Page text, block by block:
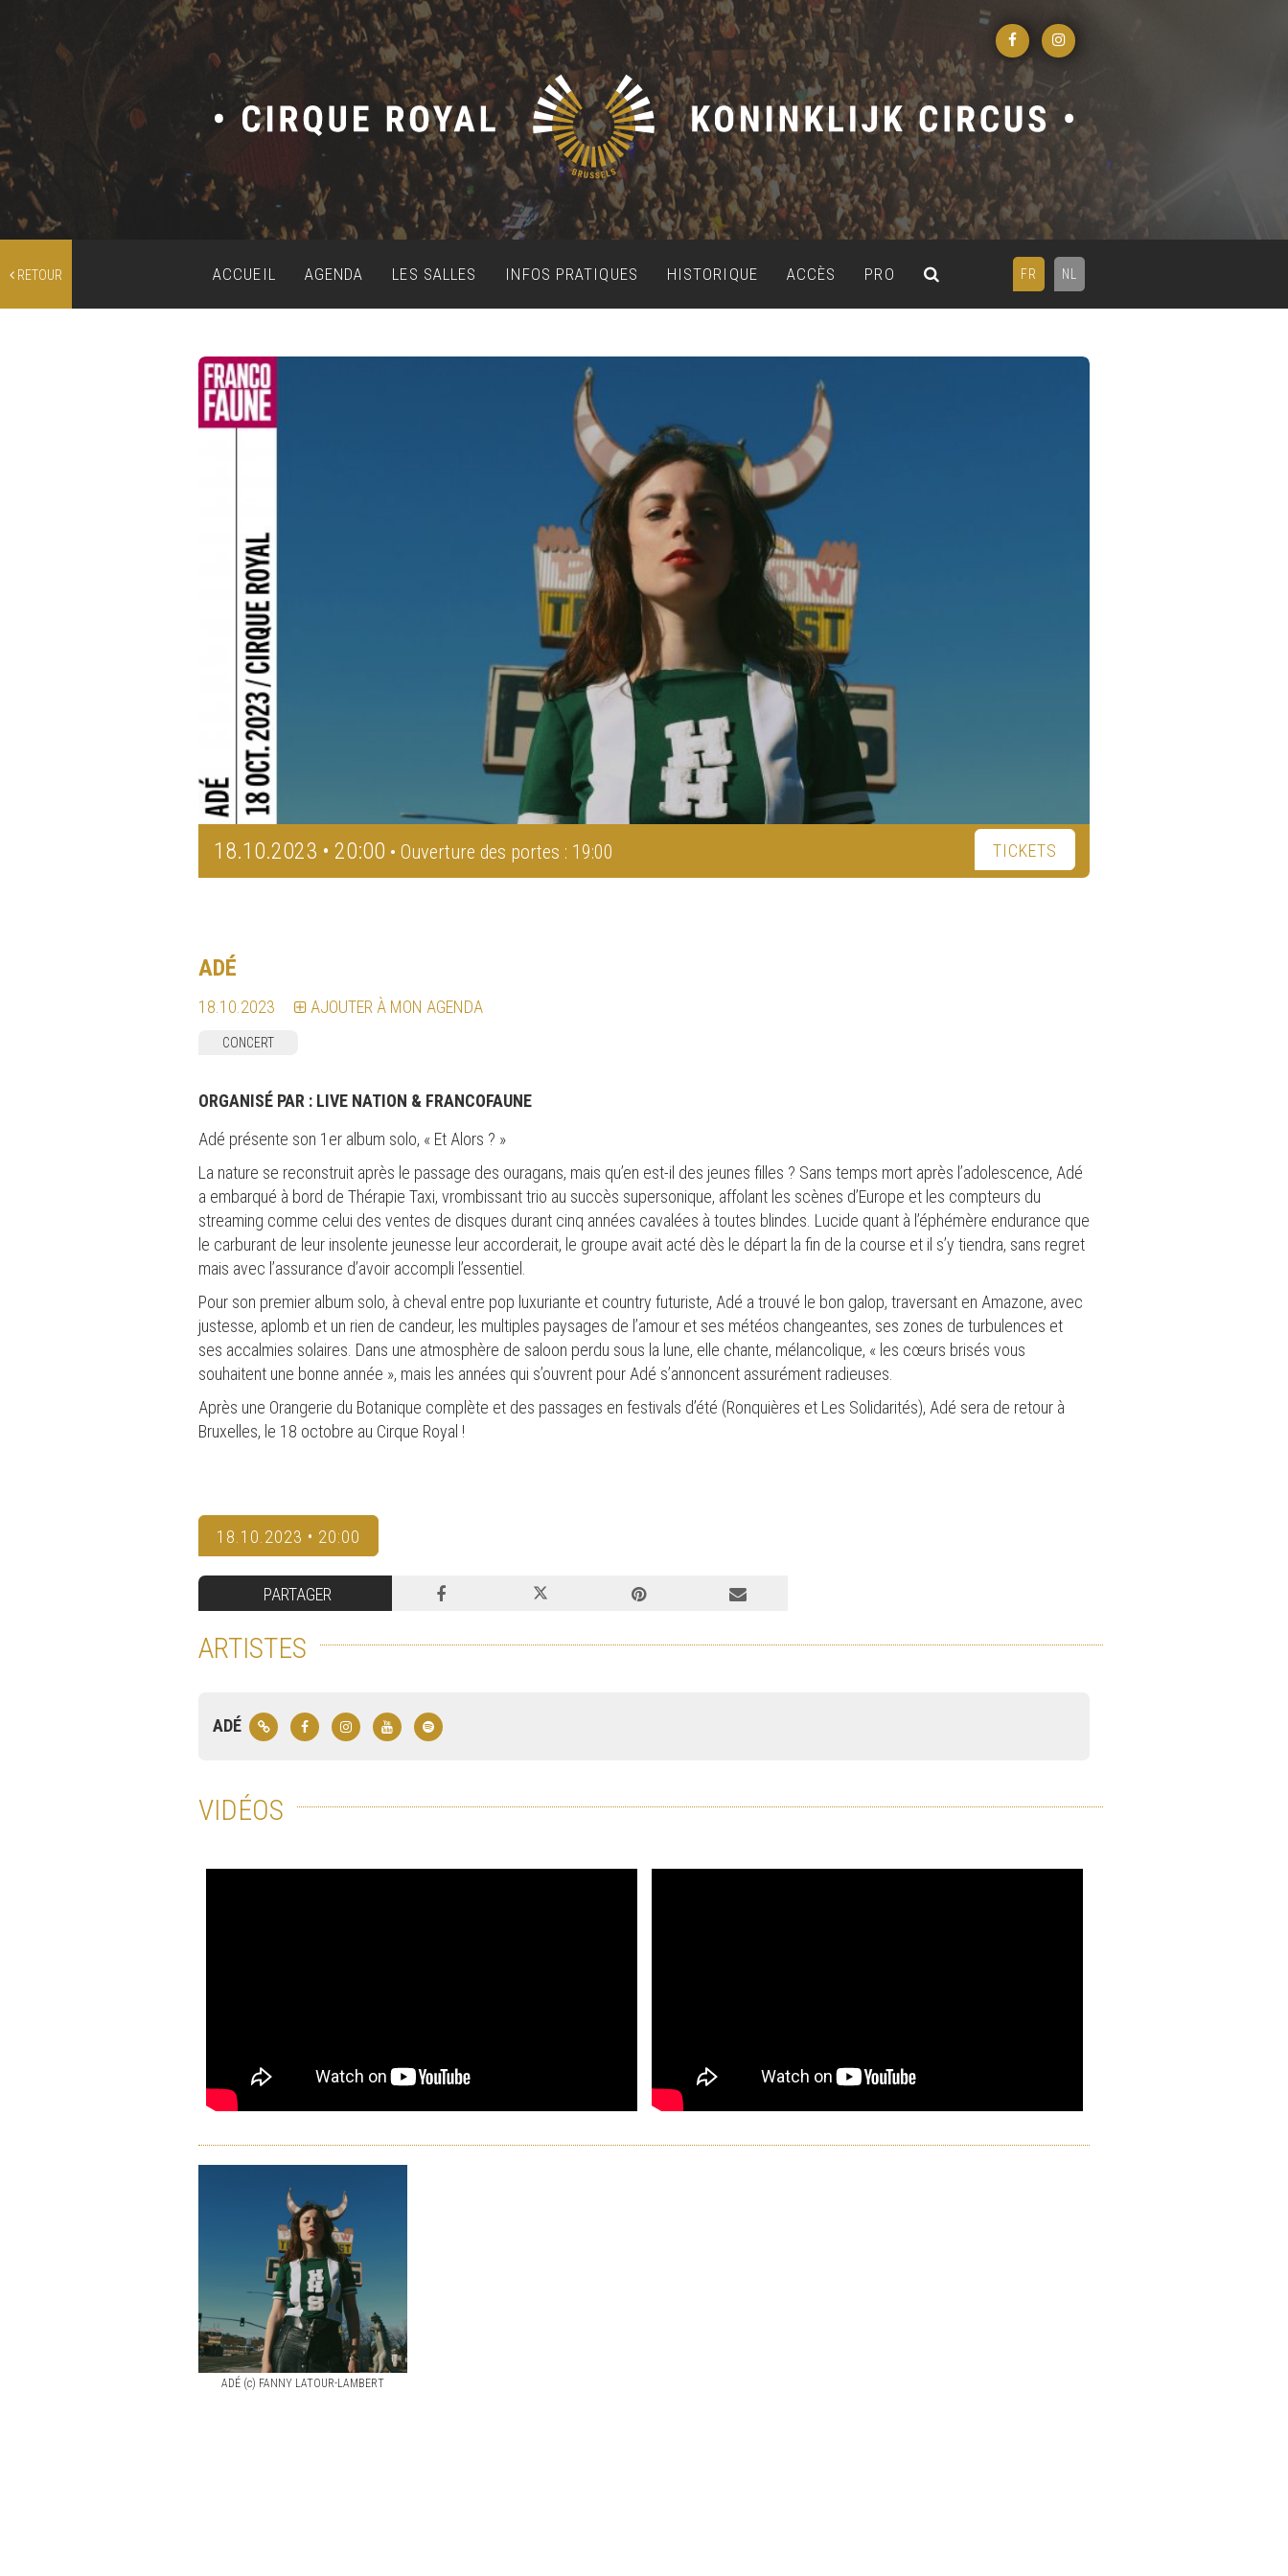
RETOUR FR NL
ACCUEIL AGENDA LES SALLES INFOS PRATIQUES HISTORIQUE ACCÈS PRO
18.10.2023 • 20:00 • Ouverture des portes : 19:00 TICKETS
ADÉ
18.10.2023 AJOUTER À MON AGENDA
CONCERT
ORGANISÉ PAR : LIVE NATION & FRANCOFAUNE
Adé présente son 1er album solo, « Et Alors ? »
La nature se reconstruit après le passage des ouragans, mais qu’en est-il des jeunes filles ? Sans temps mort après l’adolescence, Adé
a embarqué à bord de Thérapie Taxi, vrombissant trio au succès supersonique, affolant les scènes d’Europe et les compteurs du
streaming comme celui des ventes de disques durant cinq années cavalées à toutes blindes. Lucide quant à l’éphémère endurance que
le carburant de leur insolente jeunesse leur accorderait, le groupe avait acté dès le départ la fin de la course et il s’y tiendra, sans regret
mais avec l’assurance d’avoir accompli l’essentiel.
Pour son premier album solo, à cheval entre pop luxuriante et country futuriste, Adé a trouvé le bon galop, traversant en Amazone, avec
justesse, aplomb et un rien de candeur, les multiples paysages de l’amour et ses météos changeantes, ses zones de turbulences et
ses accalmies solaires. Dans une atmosphère de saloon perdu sous la lune, elle chante, mélancolique, « les cœurs brisés vous
souhaitent une bonne année », mais les années qui s’ouvrent pour Adé s’annoncent assurément radieuses.
Après une Orangerie du Botanique complète et des passages en festivals d’été (Ronquières et Les Solidarités), Adé sera de retour à
Bruxelles, le 18 octobre au Cirque Royal !
18.10.2023 • 20:00
PARTAGER
ARTISTES
ADÉ
VIDÉOS
ADÉ (c) FANNY LATOUR-LAMBERT